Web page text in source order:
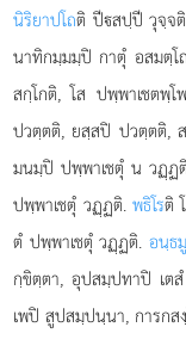
นิริยาปโถติ ปีสปฺปี วุจฺจ
นาทิกมฺมมฺปิ กาตุํ อสมตฺ
สกฺโกติ, โส ปพฺพาเชตพฺโ
ปวตฺตติ, ยสฺสปิ ปวตฺตติ
มนมฺปิ ปพฺพาเชตุํ น วฏฺ
ปพฺพาเชตุํ วฏฺฏติ.พธิโรติ
ตํ ปพฺพาเชตุํ วฏฺฏติ. อนฺธ
กฺขิตฺตา, อุปสมฺปทาปิ เต
เพปิ สูปสมฺปนฺนา, การก